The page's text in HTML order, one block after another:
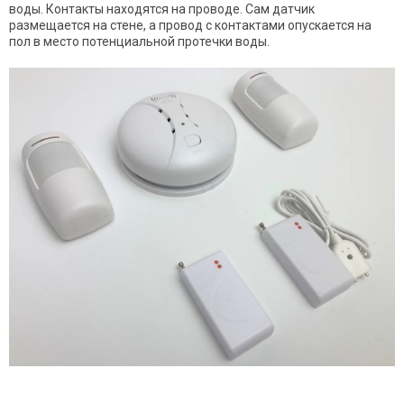
воды. Контакты находятся на проводе. Сам датчик
размещается на стене, а провод с контактами опускается на
пол в место потенциальной протечки воды.